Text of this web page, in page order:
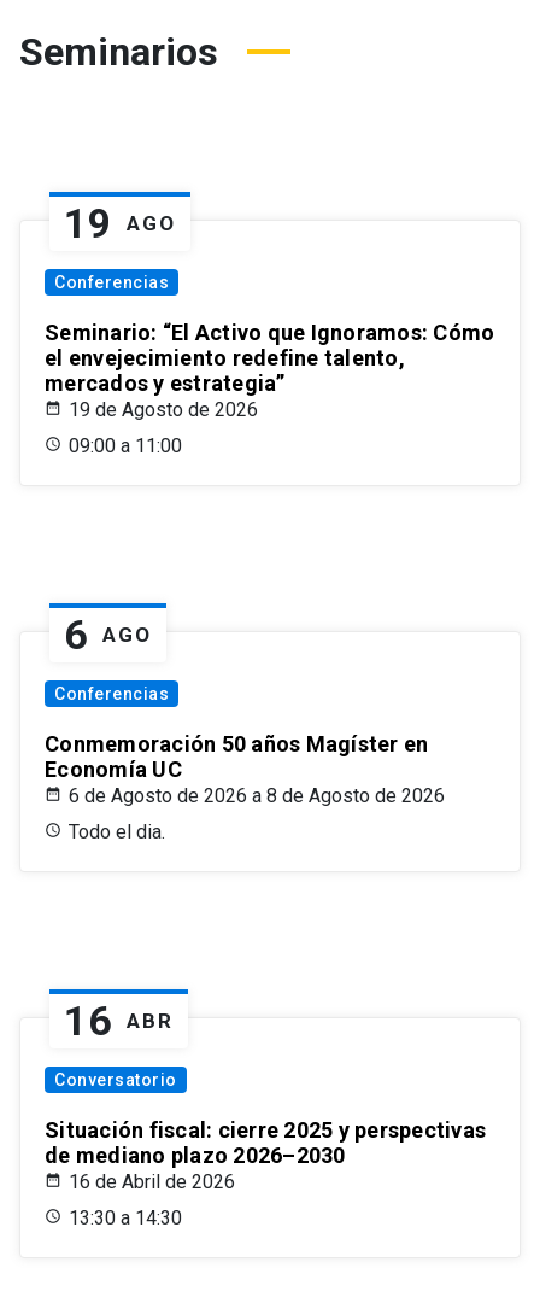
Seminarios
19 AGO
Conferencias
Seminario: “El Activo que Ignoramos: Cómo
el envejecimiento redefine talento,
mercados y estrategia”
19 de Agosto de 2026
09:00 a 11:00
6 AGO
Conferencias
Conmemoración 50 años Magíster en
Economía UC
6 de Agosto de 2026 a 8 de Agosto de 2026
Todo el dia.
16 ABR
Conversatorio
Situación fiscal: cierre 2025 y perspectivas
de mediano plazo 2026–2030
16 de Abril de 2026
13:30 a 14:30